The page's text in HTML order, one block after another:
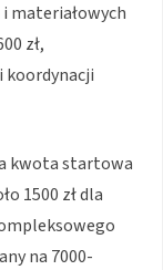
materiałowych
zł,
koordynacji
kwota startowa
1500 zł dla
na 7000-